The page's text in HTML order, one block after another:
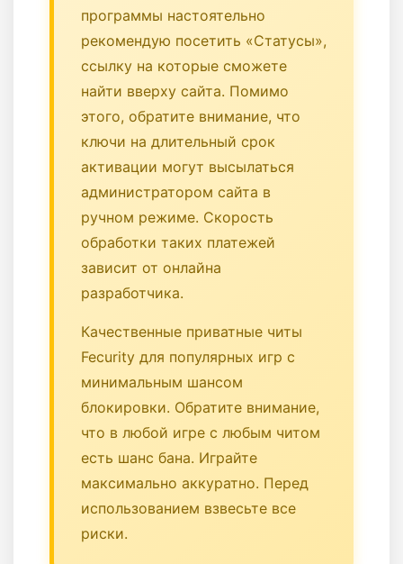
программы настоятельно
рекомендую посетить «Статусы»,
ссылку на которые сможете
найти вверху сайта. Помимо
этого, обратите внимание, что
ключи на длительный срок
активации могут высылаться
администратором сайта в
ручном режиме. Скорость
обработки таких платежей
зависит от онлайна
разработчика.
Качественные приватные читы
Fecurity для популярных игр с
минимальным шансом
блокировки. Обратите внимание,
что в любой игре с любым читом
есть шанс бана. Играйте
максимально аккуратно. Перед
использованием взвесьте все
риски.